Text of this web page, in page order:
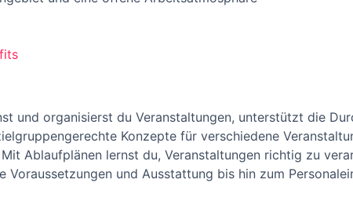
und organisierst du Veranstaltungen, unterstützt die
Konzepte für verschiedene
Ablaufplänen lernst du, Veranstaltungen richtig zu
Voraussetzungen und Ausstattung bis hin zum